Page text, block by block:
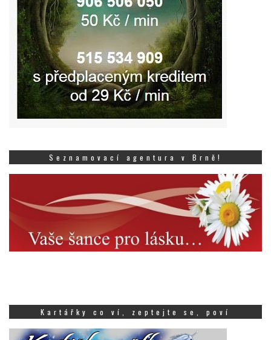
Seznamovací agentura v Brně!
Kartářky co ví, zeptejte se, poví